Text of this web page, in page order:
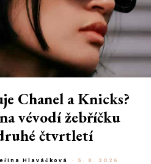
Chanel a Knicks?
vévodí žebříčku
čtvrtletí
Hlaváčková - 5. 8. 2026